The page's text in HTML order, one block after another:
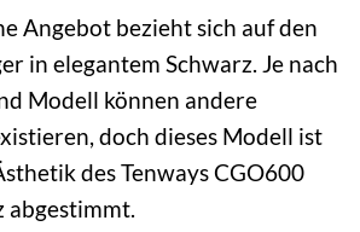
Angebot bezieht sich auf den
in elegantem Schwarz. Je nach
Modell können andere
doch dieses Modell ist
des Tenways CGO600
abgestimmt.